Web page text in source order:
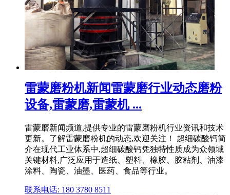
雷蒙磨粉机新闻雷蒙磨行业动态磨粉
设备,雷蒙磨,雷蒙机 ...
雷蒙磨新闻频道,提供专业的雷蒙磨粉机行业资讯和技术
更新。了解雷蒙磨粉机的动态,欢迎关注！ 超细碳酸钙简
介在现代工业体系中,超细碳酸钙凭独特性质成为众领域
关键材料,广泛应用于造纸、塑料、橡胶、胶粘剂、油漆
涂料、陶瓷、油墨、医药、食品等行业。
联系电话: 180 3780 8511